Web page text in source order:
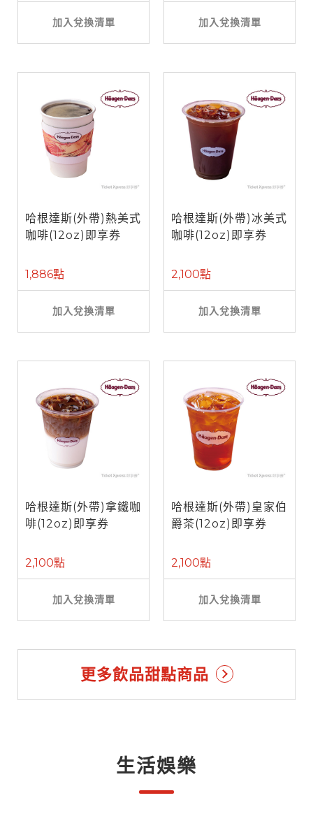
加入兌換清單 加入兌換清單
哈根達斯(外帶)熱美式
咖啡(12oz)即享券
1,886點
加入兌換清單
哈根達斯(外帶)冰美式
咖啡(12oz)即享券
2,100點
加入兌換清單
哈根達斯(外帶)拿鐵咖
啡(12oz)即享券
2,100點
加入兌換清單
哈根達斯(外帶)皇家伯
爵茶(12oz)即享券
2,100點
加入兌換清單
更多飲品甜點商品
生活娛樂